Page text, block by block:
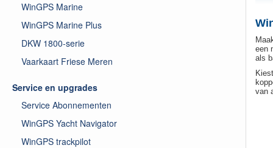
een
als
van
WinGPS Marine
WinGPS Marine Plus
DKW 1800-serie
Vaarkaart Friese Meren
Service en upgrades
Service Abonnementen
WinGPS Yacht Navigator
WinGPS trackpilot